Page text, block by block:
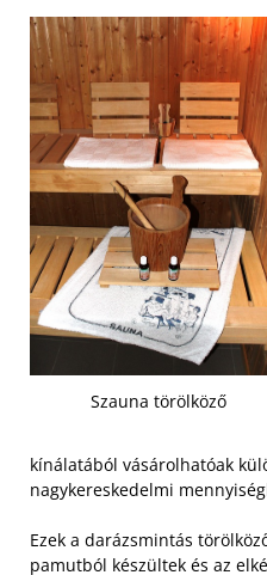
Szauna törölköző
kínálatából vásárolhatóak
nagykereskedelmi
Ezek a darázsmintás
pamutból készültek és az